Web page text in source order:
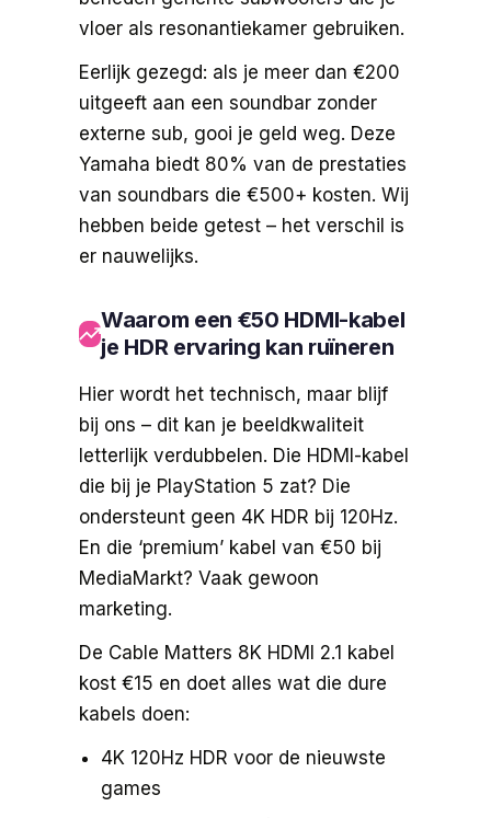
vloer als resonantiekamer gebruiken.
Eerlijk gezegd: als je meer dan €200
uitgeeft aan een soundbar zonder
externe sub, gooi je geld weg. Deze
Yamaha biedt 80% van de prestaties
van soundbars die €500+ kosten. Wij
hebben beide getest – het verschil is
er nauwelijks.
Waarom een €50 HDMI-kabel
je HDR ervaring kan ruïneren
Hier wordt het technisch, maar blijf
bij ons – dit kan je beeldkwaliteit
letterlijk verdubbelen. Die HDMI-kabel
die bij je PlayStation 5 zat? Die
ondersteunt geen 4K HDR bij 120Hz.
En die ‘premium’ kabel van €50 bij
MediaMarkt? Vaak gewoon
marketing.
De Cable Matters 8K HDMI 2.1 kabel
kost €15 en doet alles wat die dure
kabels doen:
4K 120Hz HDR voor de nieuwste
games